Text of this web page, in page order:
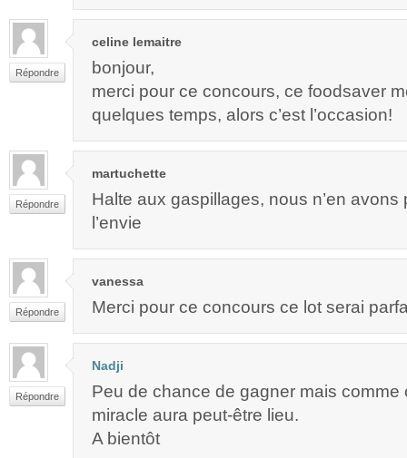
Répondre
celine lemaitre
bonjour,
merci pour ce concours, ce foodsaver
quelques temps, alors c’est l’occasion!
Répondre
martuchette
Halte aux gaspillages, nous n’en
l’envie
Répondre
vanessa
Merci pour ce concours ce lot serai
Répondre
Nadji
Peu de chance de gagner mais comme
miracle aura peut-être lieu.
A bientôt